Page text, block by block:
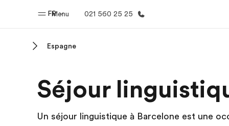
Menu
FR 021 560 25 25
Bienvenue chez EF Nos
Espagne
Séjour
Un séjour linguistique à Barcelone est une